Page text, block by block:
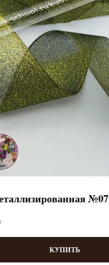
№07
КУПИТЬ